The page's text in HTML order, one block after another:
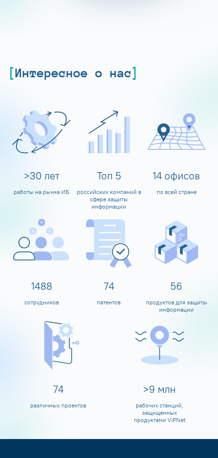
Интересное о нас
>30 лет
работы на рынке ИБ
Топ 5
российских компаний в
сфере защиты
информации
14 офисов
по всей стране
1600
сотрудников
80
патентов
60
продуктов для защиты
информации
80
различных проектов
>10 млн
рабочих станций,
защищенных
продуктами ViPNet